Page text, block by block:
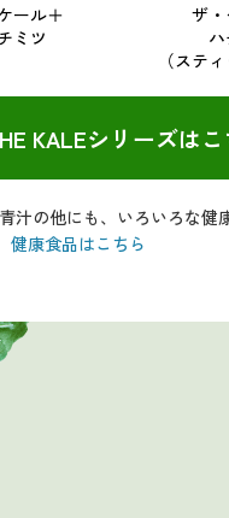
ール＋
ミツ
ザ
（ステ
KALEシリーズは
汁の他にも、いろいろな健
健康食品はこちら